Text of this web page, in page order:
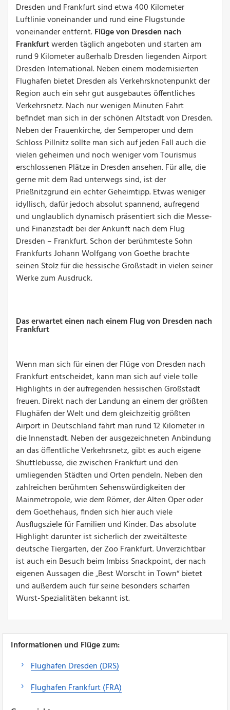
Dresden und Frankfurt sind etwa 400 Kilometer
Luftlinie voneinander und rund eine Flugstunde
voneinander entfernt.Flüge von Dresden nach
Frankfurtwerden täglich angeboten und starten am
rund 9 Kilometer außerhalb Dresden liegenden Airport
Dresden International. Neben einem modernisierten
Flughafen bietet Dresden als Verkehrsknotenpunkt der
Region auch ein sehr gut ausgebautes öffentliches
Verkehrsnetz. Nach nur wenigen Minuten Fahrt
befindet man sich in der schönen Altstadt von Dresden.
Neben der Frauenkirche, der Semperoper und dem
Schloss Pillnitz sollte man sich auf jeden Fall auch die
vielen geheimen und noch weniger vom Tourismus
erschlossenen Plätze in Dresden ansehen. Für alle, die
gerne mit dem Rad unterwegs sind, ist der
Prießnitzgrund ein echter Geheimtipp. Etwas weniger
idyllisch, dafür jedoch absolut spannend, aufregend
und unglaublich dynamisch präsentiert sich die Messe-
und Finanzstadt bei der Ankunft nach dem Flug
Dresden – Frankfurt. Schon der berühmteste Sohn
Frankfurts Johann Wolfgang von Goethe brachte
seinen Stolz für die hessische Großstadt in vielen seiner
Werke zum Ausdruck.
Das erwartet einen nach einem Flug von Dresden nach
Frankfurt
Wenn man sich für einen der Flüge von Dresden nach
Frankfurt entscheidet, kann man sich auf viele tolle
Highlights in der aufregenden hessischen Großstadt
freuen. Direkt nach der Landung an einem der größten
Flughäfen der Welt und dem gleichzeitig größten
Airport in Deutschland fährt man rund 12 Kilometer in
die Innenstadt. Neben der ausgezeichneten Anbindung
an das öffentliche Verkehrsnetz, gibt es auch eigene
Shuttlebusse, die zwischen Frankfurt und den
umliegenden Städten und Orten pendeln. Neben den
zahlreichen berühmten Sehenswürdigkeiten der
Mainmetropole, wie dem Römer, der Alten Oper oder
dem Goethehaus, finden sich hier auch viele
Ausflugsziele für Familien und Kinder. Das absolute
Highlight darunter ist sicherlich der zweitälteste
deutsche Tiergarten, der Zoo Frankfurt. Unverzichtbar
ist auch ein Besuch beim Imbiss Snackpoint, der nach
eigenen Aussagen die „Best Worscht in Town“ bietet
und außerdem auch für seine besonders scharfen
Wurst-Spezialitäten bekannt ist.
Informationen und Flüge zum:
Flughafen Dresden (DRS)
Flughafen Frankfurt (FRA)